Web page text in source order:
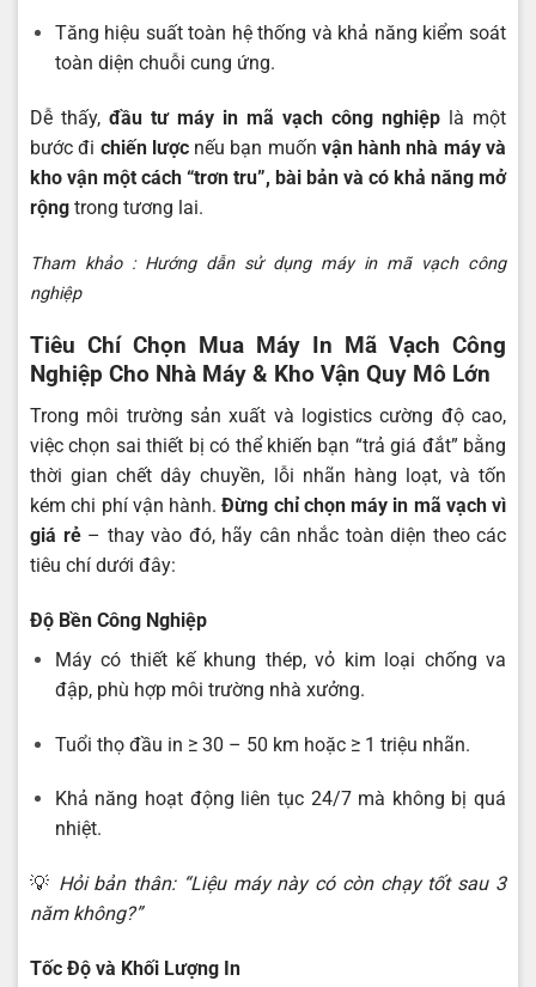
Tăng hiệu suất toàn hệ thống và khả năng kiểm soát
toàn diện chuỗi cung ứng.
Dễ thấy, đầu tư máy in mã vạch công nghiệp là một
bước đi chiến lượcnếu bạn muốn vận hành nhà máy và
kho vận một cách “trơn tru”, bài bản và có khả năng mở
rộng trong tương lai.
Tham khảo : Hướng dẫn sử dụng máy in mã vạch công
nghiệp
Tiêu Chí Chọn Mua Máy In Mã Vạch Công
Nghiệp Cho Nhà Máy & Kho Vận Quy Mô Lớn
Trong môi trường sản xuất và logistics cường độ cao,
việc chọn sai thiết bị có thể khiến bạn “trả giá đắt” bằng
thời gian chết dây chuyền, lỗi nhãn hàng loạt, và tốn
kém chi phí vận hành.Đừng chỉ chọn máy in mã vạch vì
giá rẻ– thay vào đó, hãy cân nhắc toàn diện theo các
tiêu chí dưới đây:
Độ Bền Công Nghiệp
Máy có thiết kế khung thép, vỏ kim loại chống va
đập, phù hợp môi trường nhà xưởng.
Tuổi thọ đầu in ≥ 30 – 50 km hoặc ≥ 1 triệu nhãn.
Khả năng hoạt động liên tục 24/7 mà không bị quá
nhiệt.
💡 Hỏi bản thân: “Liệu máy này có còn chạy tốt sau 3
năm không?”
Tốc Độ và Khối Lượng In